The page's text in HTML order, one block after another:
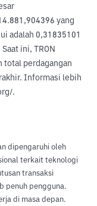
yang
adalah 0,31835101
ini, TRON
total perdagangan
Informasi lebih
.
dipengaruhi oleh
terkait teknologi
transaksi
penuh pengguna.
di masa depan.